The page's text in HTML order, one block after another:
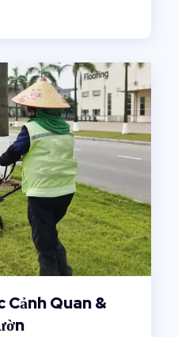
Cảnh Quan &